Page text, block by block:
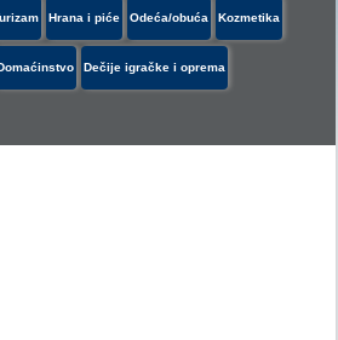
Hrana i piće Odeća/obuća Kozmetika
Dečije igračke i oprema